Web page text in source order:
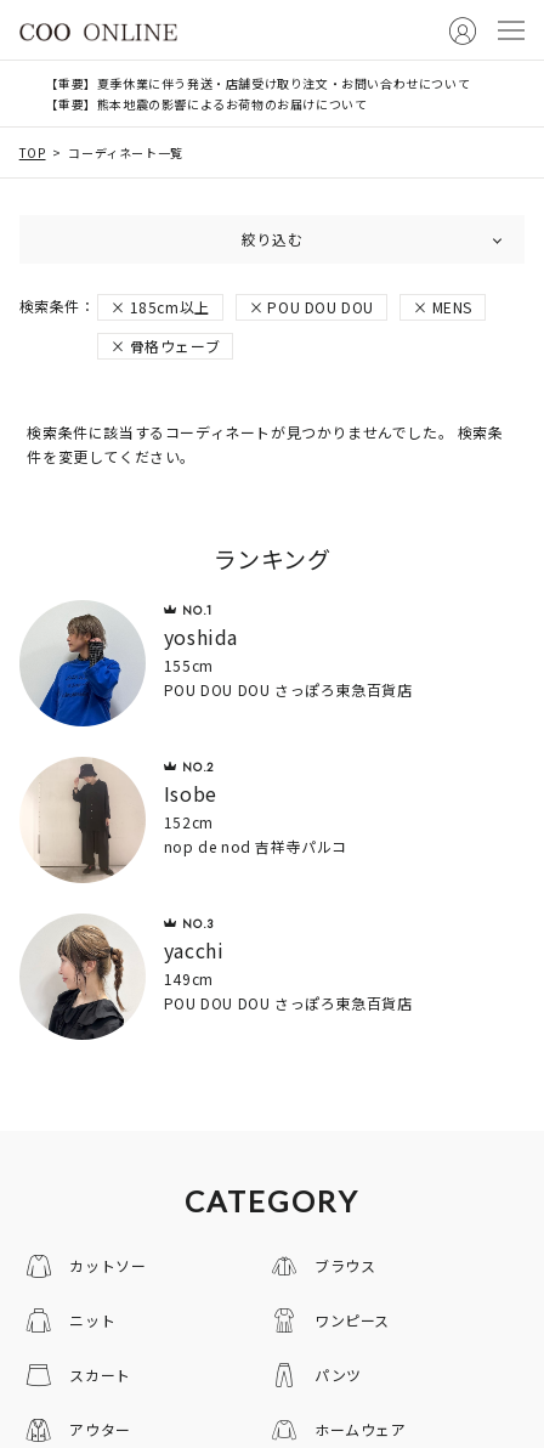
【重要】夏季休業に伴う発送・店舗受け取り注文・お問い合わせについて
【重要】熊本地震の影響によるお荷物のお届けについて
TOP コーディネート一覧
絞り込む
185cm以上 POU DOU DOU
MENS
骨格ウェーブ
検索条件に該当するコーディネートが見つかりませんでした。 検索条
件を変更してください。
ランキング
yoshida
155cm
POU DOU DOU さっぽろ東急百貨店
Isobe
152cm
nop de nod 吉祥寺パルコ
yacchi
149cm
POU DOU DOU さっぽろ東急百貨店
CATEGORY
カットソー ブラウス
ニット ワンピース
スカート パンツ
アウター ホームウェア